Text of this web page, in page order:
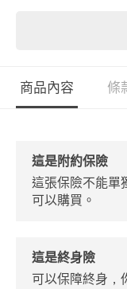
商品內容 條
這是附約保險
這張保險不能單
可以購買。
這是終身險
可以保障終身，